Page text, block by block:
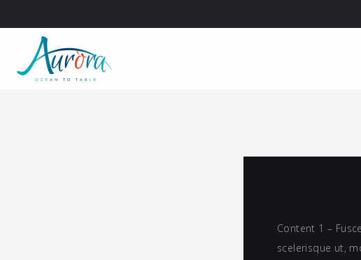
Content 1 –
scelerisque ut,